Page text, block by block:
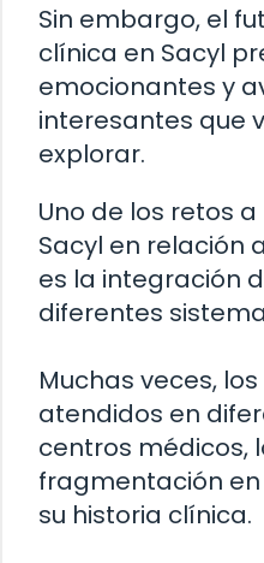
Sin embargo, el
clínica en Sacyl
emocionantes y
interesantes que
explorar.
Uno de los retos
Sacyl en relación
es la integración
diferentes
Muchas veces,
atendidos en
centros médicos,
fragmentación
su historia clínica.